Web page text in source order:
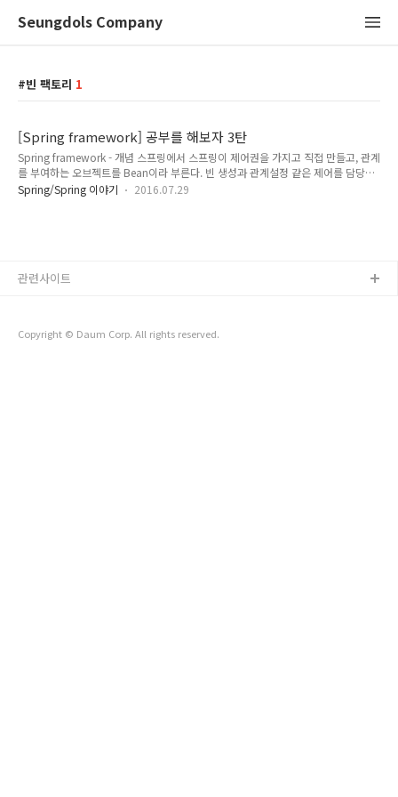
Seungdols Company
빈 팩토리 1
[Spring framework] 공부를 해보자 3탄
Spring framework - 개념 스프링에서 스프링이 제어권을 가지고 직접 만들고, 관계
를 부여하는 오브젝트를 Bean이라 부른다. 빈 생성과 관계설정 같은 제어를 담당하
는 IoC 오브젝트를 빈 팩토리라 부른다. 좀 더 확장한 어플리케이션 컨텍스트를 주로
프링이 싱글톤으로 빈을 생성하는 이유..
Spring/Spring 이야기 2016.07.29
Copyright © Daum Corp. All rights reserved.
관련사이트